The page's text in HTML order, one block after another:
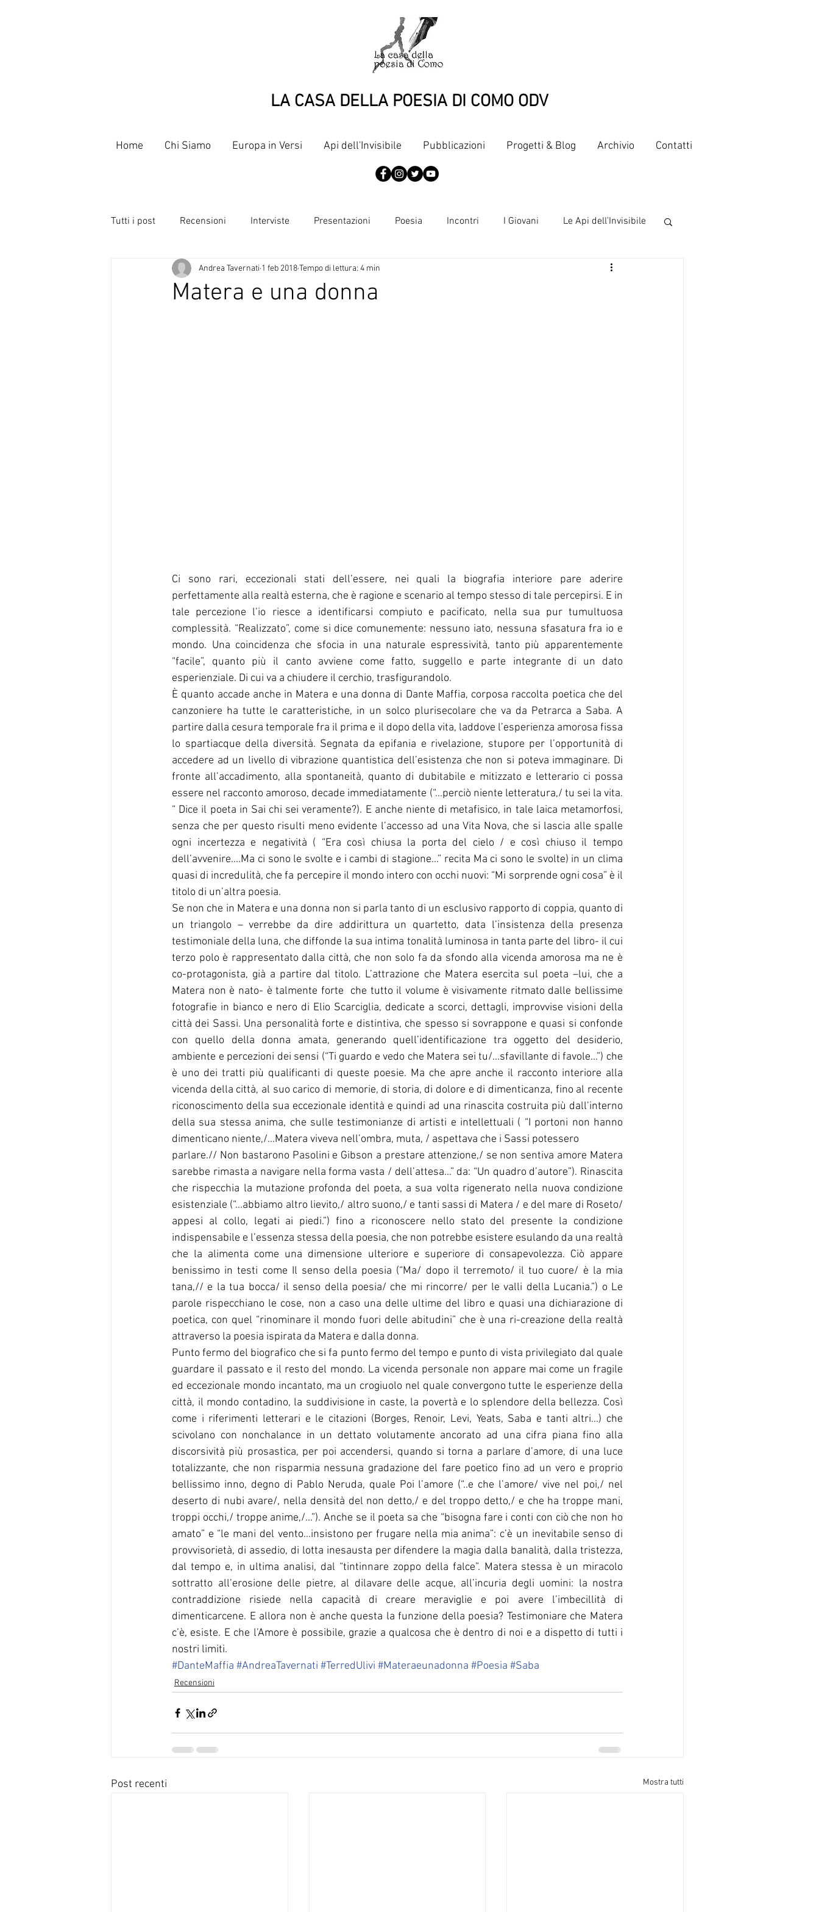
LA CASA DELLA POESIA DI COMO ODV
Home Chi Siamo Europa in Versi Api dell'Invisibile Pubblicazioni Progetti & Blog Archivio Contatti
Tutti i post Recensioni Interviste Presentazioni Poesia Incontri I Giovani Le Api dell'Invisibile
Poeti e Slammer Articoli Pubblicazioni
Matera e una donna
Andrea Tavernati 1 feb 2018Tempo di lettura: 4 min
Ci sono rari, eccezionali stati dell’essere, nei quali la biografia interiore pare aderire
perfettamente alla realtà esterna, che è ragione e scenario al tempo stesso di tale percepirsi. E in
tale percezione l’io riesce a identificarsi compiuto e pacificato, nella sua pur tumultuosa
complessità. “Realizzato”, come si dice comunemente: nessuno iato, nessuna sfasatura fra io e
mondo. Una coincidenza che sfocia in una naturale espressività, tanto più apparentemente
“facile”, quanto più il canto avviene come fatto, suggello e parte integrante di un dato
esperienziale. Di cui va a chiudere il cerchio, trasfigurandolo.
È quanto accade anche in Matera e una donna di Dante Maffia, corposa raccolta poetica che del
canzoniere ha tutte le caratteristiche, in un solco plurisecolare che va da Petrarca a Saba. A
partire dalla cesura temporale fra il prima e il dopo della vita, laddove l’esperienza amorosa fissa
lo spartiacque della diversità. Segnata da epifania e rivelazione, stupore per l’opportunità di
accedere ad un livello di vibrazione quantistica dell’esistenza che non si poteva immaginare. Di
fronte all’accadimento, alla spontaneità, quanto di dubitabile e mitizzato e letterario ci possa
essere nel racconto amoroso, decade immediatamente (“...perciò niente letteratura,/ tu sei la vita.
“ Dice il poeta in Sai chi sei veramente?). E anche niente di metafisico, in tale laica metamorfosi,
senza che per questo risulti meno evidente l’accesso ad una Vita Nova, che si lascia alle spalle
ogni incertezza e negatività ( “Era così chiusa la porta del cielo / e così chiuso il tempo
dell’avvenire....Ma ci sono le svolte e i cambi di stagione...” recita Ma ci sono le svolte) in un clima
quasi di incredulità, che fa percepire il mondo intero con occhi nuovi: “Mi sorprende ogni cosa” è il
titolo di un’altra poesia.
Se non che in Matera e una donna non si parla tanto di un esclusivo rapporto di coppia, quanto di
un triangolo – verrebbe da dire addirittura un quartetto, data l’insistenza della presenza
testimoniale della luna, che diffonde la sua intima tonalità luminosa in tanta parte del libro- il cui
terzo polo è rappresentato dalla città, che non solo fa da sfondo alla vicenda amorosa ma ne è
co-protagonista, già a partire dal titolo. L’attrazione che Matera esercita sul poeta –lui, che a
Matera non è nato- è talmente forte  che tutto il volume è visivamente ritmato dalle bellissime
fotografie in bianco e nero di Elio Scarciglia, dedicate a scorci, dettagli, improvvise visioni della
città dei Sassi. Una personalità forte e distintiva, che spesso si sovrappone e quasi si confonde
con quello della donna amata, generando quell’identificazione tra oggetto del desiderio,
ambiente e percezioni dei sensi (“Ti guardo e vedo che Matera sei tu/...sfavillante di favole...”) che
è uno dei tratti più qualificanti di queste poesie. Ma che apre anche il racconto interiore alla
vicenda della città, al suo carico di memorie, di storia, di dolore e di dimenticanza, fino al recente
riconoscimento della sua eccezionale identità e quindi ad una rinascita costruita più dall’interno
della sua stessa anima, che sulle testimonianze di artisti e intellettuali ( “I portoni non hanno
dimenticano niente,/...Matera viveva nell’ombra, muta, / aspettava che i Sassi potessero
parlare.// Non bastarono Pasolini e Gibson a prestare attenzione,/ se non sentiva amore Matera
sarebbe rimasta a navigare nella forma vasta / dell’attesa...” da: “Un quadro d’autore”). Rinascita
che rispecchia la mutazione profonda del poeta, a sua volta rigenerato nella nuova condizione
esistenziale (“...abbiamo altro lievito,/ altro suono,/ e tanti sassi di Matera / e del mare di Roseto/
appesi al collo, legati ai piedi.”) fino a riconoscere nello stato del presente la condizione
indispensabile e l’essenza stessa della poesia, che non potrebbe esistere esulando da una realtà
che la alimenta come una dimensione ulteriore e superiore di consapevolezza. Ciò appare
benissimo in testi come Il senso della poesia (“Ma/ dopo il terremoto/ il tuo cuore/ è la mia
tana,// e la tua bocca/ il senso della poesia/ che mi rincorre/ per le valli della Lucania.”) o Le
parole rispecchiano le cose, non a caso una delle ultime del libro e quasi una dichiarazione di
poetica, con quel “rinominare il mondo fuori delle abitudini” che è una ri-creazione della realtà
attraverso la poesia ispirata da Matera e dalla donna.
Punto fermo del biografico che si fa punto fermo del tempo e punto di vista privilegiato dal quale
guardare il passato e il resto del mondo. La vicenda personale non appare mai come un fragile
ed eccezionale mondo incantato, ma un crogiuolo nel quale convergono tutte le esperienze della
città, il mondo contadino, la suddivisione in caste, la povertà e lo splendore della bellezza. Così
come i riferimenti letterari e le citazioni (Borges, Renoir, Levi, Yeats, Saba e tanti altri...) che
scivolano con nonchalance in un dettato volutamente ancorato ad una cifra piana fino alla
discorsività più prosastica, per poi accendersi, quando si torna a parlare d’amore, di una luce
totalizzante, che non risparmia nessuna gradazione del fare poetico fino ad un vero e proprio
bellissimo inno, degno di Pablo Neruda, quale Poi l’amore (“..e che l’amore/ vive nel poi,/ nel
deserto di nubi avare/, nella densità del non detto,/ e del troppo detto,/ e che ha troppe mani,
troppi occhi,/ troppe anime,/...”). Anche se il poeta sa che “bisogna fare i conti con ciò che non ho
amato” e “le mani del vento...insistono per frugare nella mia anima”: c’è un inevitabile senso di
provvisorietà, di assedio, di lotta inesausta per difendere la magia dalla banalità, dalla tristezza,
dal tempo e, in ultima analisi, dal “tintinnare zoppo della falce”. Matera stessa è un miracolo
sottratto all’erosione delle pietre, al dilavare delle acque, all’incuria degli uomini: la nostra
contraddizione risiede nella capacità di creare meraviglie e poi avere l’imbecillità di
dimenticarcene. E allora non è anche questa la funzione della poesia? Testimoniare che Matera
c’è, esiste. E che l’Amore è possibile, grazie a qualcosa che è dentro di noi e a dispetto di tutti i
nostri limiti.
#DanteMaffia #AndreaTavernati #TerredUlivi #Materaeunadonna #Poesia #Saba
Recensioni
Post recenti Mostra tutti